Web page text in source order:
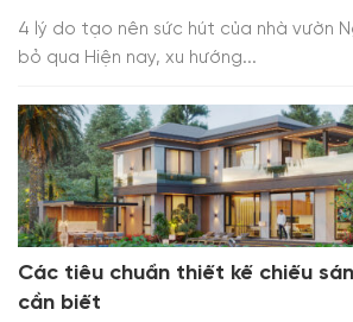
4 lý do tạo nên sức hút của nhà vườn
bỏ qua Hiện nay, xu hướng...
Các tiêu chuẩn thiết kế chiếu
cần biết